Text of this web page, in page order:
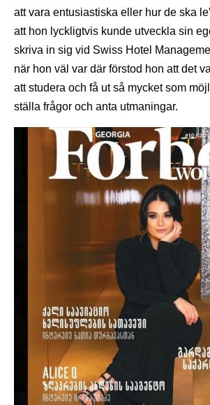
att vara entusiastiska eller hur de ska
att hon lyckligtvis kunde utveckla sin
skriva in sig vid Swiss Hotel
när hon väl var där förstod hon att det
att studera och få ut så mycket som
ställa frågor och anta utmaningar.